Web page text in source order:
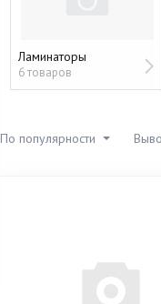
Ламинаторы
6 товаров
По популярности